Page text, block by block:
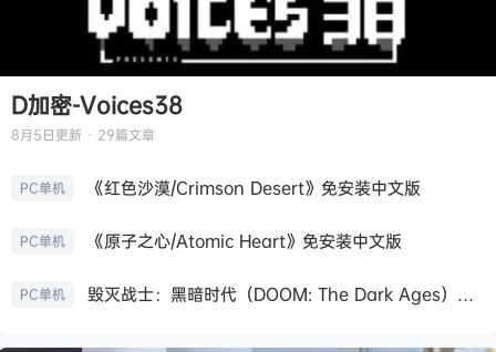
D加密-Voices38
8月5日更新 · 29篇文章
PC单机 《红色沙漠/Crimson Desert》免安装中文版
PC单机 《原子之心/Atomic Heart》免安装中文版
PC单机 毁灭战士：黑暗时代（DOOM: The Dark Ages）免安装中文版